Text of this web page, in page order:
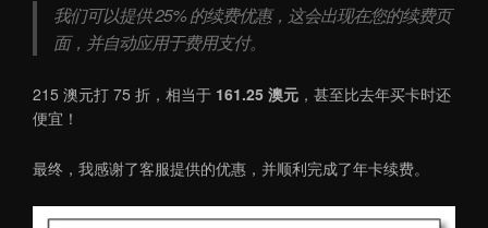
我们可以提供 25% 的续费优惠，这会出现在您的续费页
面，并自动应用于费用支付。
215 澳元打 75 折，相当于 161.25 澳元 ，甚至比去年买卡时还
便宜！
最终，我感谢了客服提供的优惠，并顺利完成了年卡续费。